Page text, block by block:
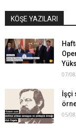
KÖŞE YAZILARI
07/
İşçi
05/